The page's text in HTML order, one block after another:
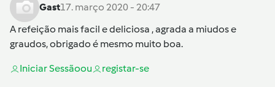
Gast17. março 2020 - 20:47
A refeição mais facil e deliciosa , agrada a miudos e
graudos, obrigado é mesmo muito boa.
Iniciar Sessãoou registar-se